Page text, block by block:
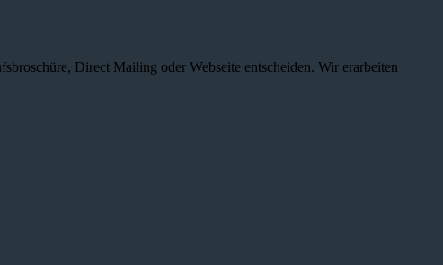
Direct Mailing oder Webseite entscheiden. Wir erarbeiten